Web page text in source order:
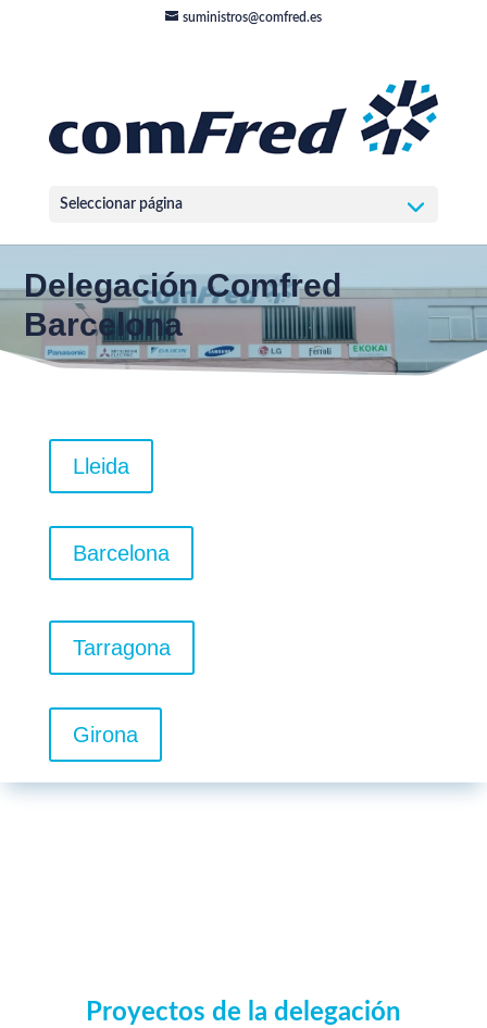
suministros@comfred.es
Seleccionar página
Delegación Comfred
Barcelona
Lleida
Barcelona
Tarragona
Girona
Proyectos de la delegación